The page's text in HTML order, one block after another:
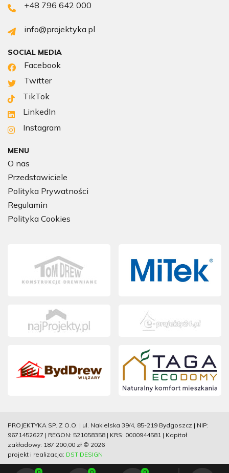
+48 796 642 000
info@projektyka.pl
SOCIAL MEDIA
Facebook
Twitter
TikTok
LinkedIn
Instagram
MENU
O nas
Przedstawiciele
Polityka Prywatności
Regulamin
Polityka Cookies
PROJEKTYKA SP. Z O.O. | ul. Nakielska 39/4, 85-219 Bydgoszcz | NIP:
9671452627 | REGON: 521058358 | KRS: 0000944581 | Kapitał
zakładowy: 187 200,00 zł © 2026
projekt i realizacja: DST DESIGN